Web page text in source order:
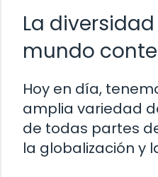
La
mundo
Hoy en día,
amplia variedad
de todas partes
la globalización y